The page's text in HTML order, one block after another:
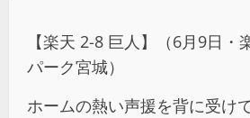
【楽天 2-8 巨人】（6月9日・
パーク宮城）
ホームの熱い声援を背に受け